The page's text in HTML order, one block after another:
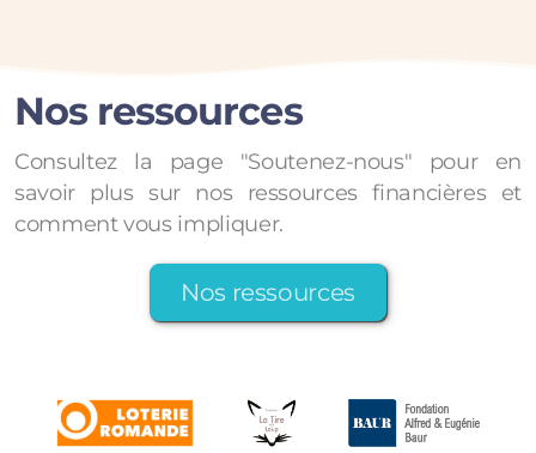
Nos ressources
Consultez la page "Soutenez-nous" pour en
savoir plus sur nos ressources financières et
comment vous impliquer.
Nos ressources